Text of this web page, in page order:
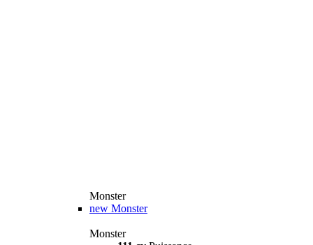
Monster
new Monster
Monster